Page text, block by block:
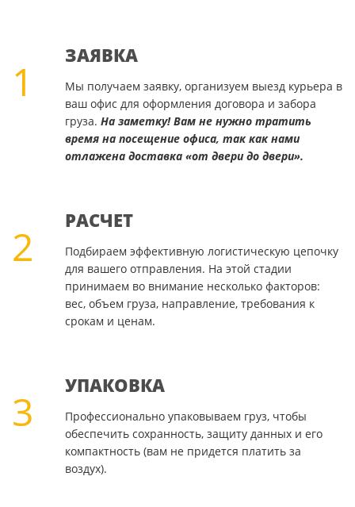
1
ЗАЯВКА
Мы получаем заявку, организуем выезд курьера в
ваш офис для оформления договора и забора
груза. На заметку! Вам не нужно тратить
время на посещение офиса, так как нами
отлажена доставка «от двери до двери».
2
РАСЧЕТ
Подбираем эффективную логистическую цепочку
для вашего отправления. На этой стадии
принимаем во внимание несколько факторов:
вес, объем груза, направление, требования к
срокам и ценам.
3
УПАКОВКА
Профессионально упаковываем груз, чтобы
обеспечить сохранность, защиту данных и его
компактность (вам не придется платить за
воздух).